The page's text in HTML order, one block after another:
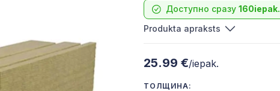
Доступно сразу 160iepak.
Produkta apraksts
25.99 €/iepak.
ТОЛЩИНА: